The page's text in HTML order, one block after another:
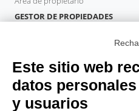
GESTOR DE PROPIEDADES
HUÉSPEDES
Reserve una estancia
Estancias largas
Experiencias para los Huéspedes
Este sitio web
datos
y usuarios